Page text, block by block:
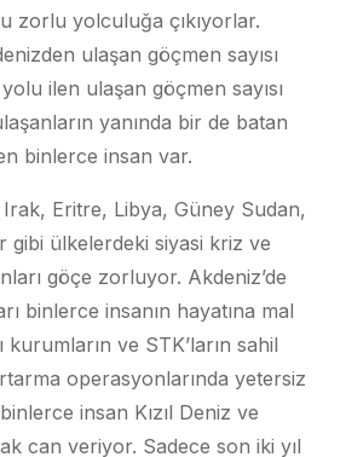
zorlu yolculuğa çıkıyorlar.
ulaşan göçmen sayısı
ilen ulaşan göçmen sayısı
yanında bir de batan
binlerce insan var.
Eritre, Libya, Güney Sudan,
gibi ülkelerdeki siyasi kriz ve
göçe zorluyor. Akdeniz’de
binlerce insanın hayatına mal
ve STK’ların sahil
operasyonlarında yetersiz
insan Kızıl Deniz ve
can veriyor. Sadece son iki yıl